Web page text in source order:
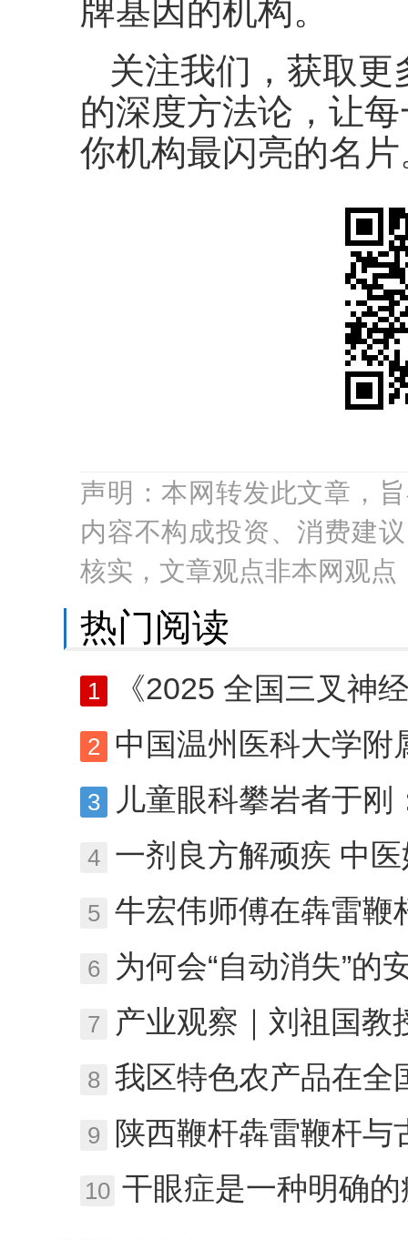
牌基因的机构。
关注我们，获取更
的深度方法论，让
你机构最闪亮的名片
声明：本网转发此文章，
内容不构成投资、消费建
核实，文章观点非本网观点
热门阅读
1 《2025 全国三叉神经痛专家实
2 中国温州医科大学附属眼视光医院陈
3 儿童眼科攀岩者于
4 一剂良方解顽疾 中
5 牛宏伟师傅在犇雷鞭
6 为何会“自动消失”的安珍适
7 产业观察｜刘祖国教授：中
8 我区特色农产品在全国粮油
9 陕西鞭杆犇雷鞭杆
10 干眼症是一种明确的疾病